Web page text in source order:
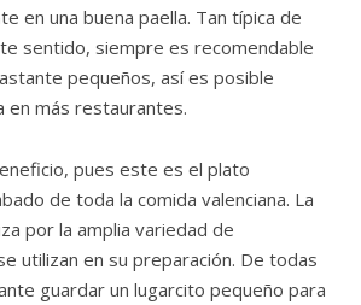
en una buena paella. Tan típica de
sentido, siempre es recomendable
pequeños, así es posible
en más restaurantes.
pues este es el plato
de toda la comida valenciana. La
por la amplia variedad de
utilizan en su preparación. De todas
guardar un lugarcito pequeño para